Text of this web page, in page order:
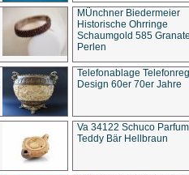
MÜnchner Biedermeier
Historische Ohrringe
Schaumgold 585
Perlen
Telefonablage
Design 60er 70er Jahre
Va 34122 Schuco
Teddy Bär Hellbraun